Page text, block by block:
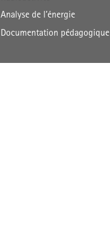
Analyse de l’énergie
Documentation pédagogique